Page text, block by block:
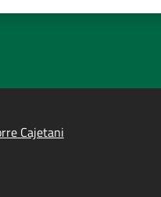
Cajetani